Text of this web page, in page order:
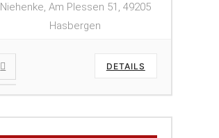
Niehenke, Am Plessen 51, 49205
Hasbergen
DETAILS